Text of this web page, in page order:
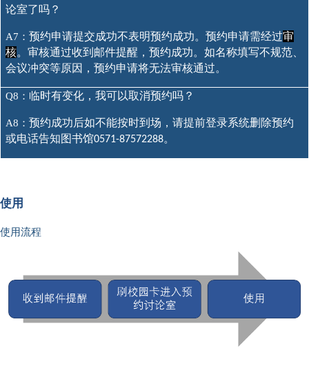
论室了吗？
A7： 预约申请提交成功不表明预约成功。预约申请需经过审
核。审核通过收到邮件提醒，预约成功。如名称填写不规范、
会议冲突等原因，预约申请将无法审核通过。
Q8： 临时有变化，我可以取消预约吗？
A8： 预约成功后如不能按时到场，请提前登录系统删除预约
或电话告知图书馆0571-87572288。
使用
使用流程